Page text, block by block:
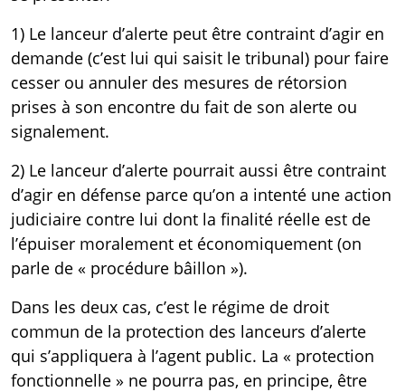
1) Le lanceur d’alerte peut être contraint d’agir en
demande (c’est lui qui saisit le tribunal) pour faire
cesser ou annuler des mesures de rétorsion
prises à son encontre du fait de son alerte ou
signalement.
2) Le lanceur d’alerte pourrait aussi être contraint
d’agir en défense parce qu’on a intenté une action
judiciaire contre lui dont la finalité réelle est de
l’épuiser moralement et économiquement (on
parle de « procédure bâillon »).
Dans les deux cas, c’est le régime de droit
commun de la protection des lanceurs d’alerte
qui s’appliquera à l’agent public. La « protection
fonctionnelle » ne pourra pas, en principe, être